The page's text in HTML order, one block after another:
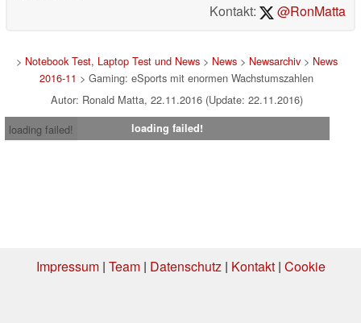
Kontakt:
@RonMatta
> Notebook Test, Laptop Test und News> News> Newsarchiv> News
2016-11 > Gaming: eSports mit enormen Wachstumszahlen
Autor: Ronald Matta, 22.11.2016 (Update: 22.11.2016)
loading failed!
loading failed!
Impressum| Team| Datenschutz| Kontakt| Cookie